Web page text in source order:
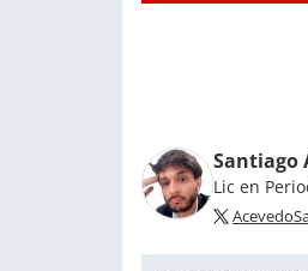
Santiago
Lic en